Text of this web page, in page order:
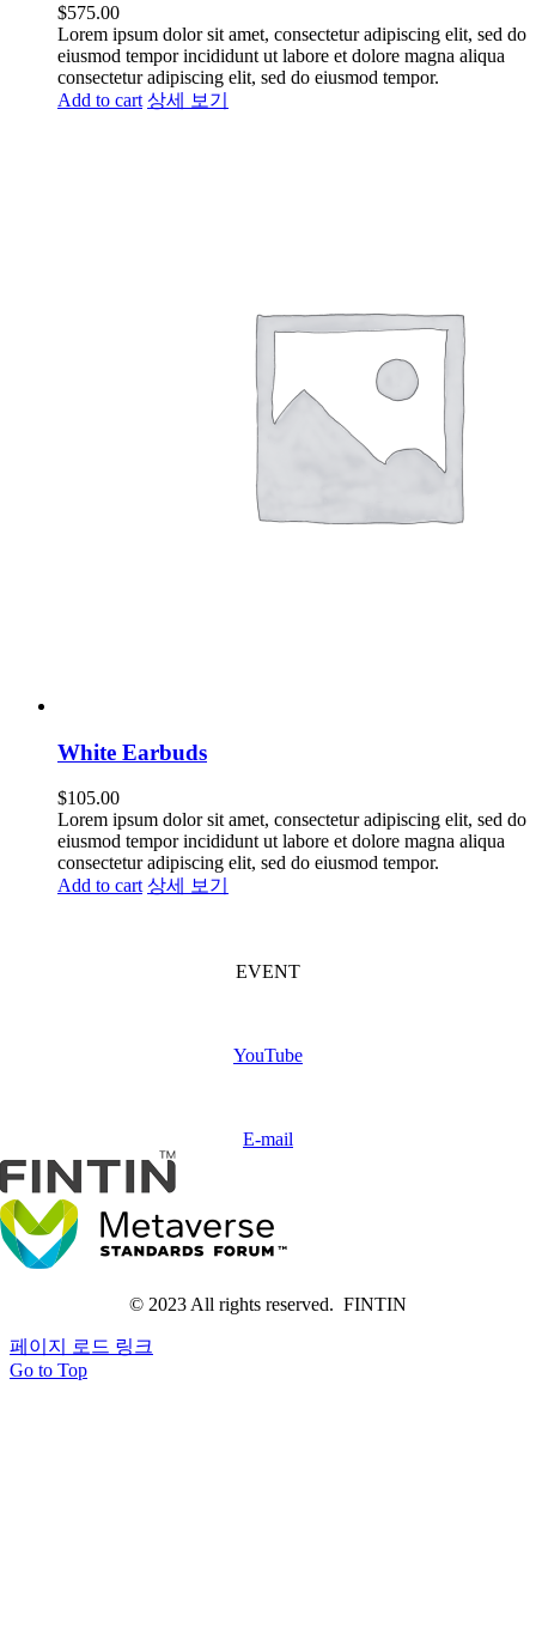
$575.00
Lorem ipsum dolor sit amet, consectetur adipiscing elit, sed do
eiusmod tempor incididunt ut labore et dolore magna aliqua
consectetur adipiscing elit, sed do eiusmod tempor.
Add to cart 상세 보기
White Earbuds
$105.00
Lorem ipsum dolor sit amet, consectetur adipiscing elit, sed do
eiusmod tempor incididunt ut labore et dolore magna aliqua
consectetur adipiscing elit, sed do eiusmod tempor.
Add to cart 상세 보기
EVENT
YouTube
E-mail
© 2023 All rights reserved. FINTIN
페이지 로드 링크
Go to Top